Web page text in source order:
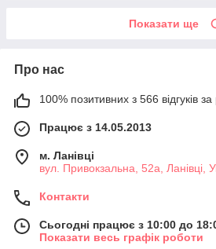
Показати ще
Про нас
100% позитивних з 566 відгуків за
Працює з 14.05.2013
м. Ланівці
вул. Привокзальна, 52а, Ланівці,
Контакти
Сьогодні працює з 10:00 до
Показати весь графік роботи